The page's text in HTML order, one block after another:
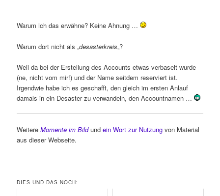
Warum ich das erwähne? Keine Ahnung …
Warum dort nicht als „desasterkreis„?
Weil da bei der Erstellung des Accounts etwas verbaselt wurde
(ne, nicht vom mir!) und der Name seitdem reserviert ist.
Irgendwie habe ich es geschafft, den gleich im ersten Anlauf
damals in ein Desaster zu verwandeln, den Accountnamen …
WeitereMomente im Bildundein Wort zur Nutzung von Material
aus dieser Webseite.
DIES UND DAS NOCH: